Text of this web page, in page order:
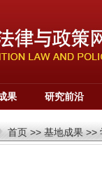
果 研究前沿
首页>>基地成果>>